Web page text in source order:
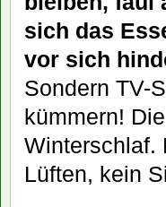
sich das
vor sich
Sondern TV-
kümmern!
Winterschlaf.
Lüften, kein